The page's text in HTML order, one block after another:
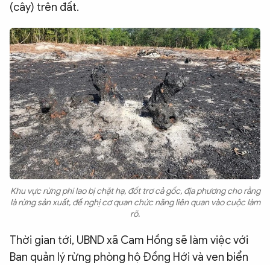
(cây) trên đất.
Khu vực rừng phi lao bị chặt hạ, đốt trơ cả gốc, địa phương cho rằng
là rừng sản xuất, đề nghị cơ quan chức năng liên quan vào cuộc làm
rõ.
Thời gian tới, UBND xã Cam Hồng sẽ làm việc với
Ban quản lý rừng phòng hộ Đồng Hới và ven biển